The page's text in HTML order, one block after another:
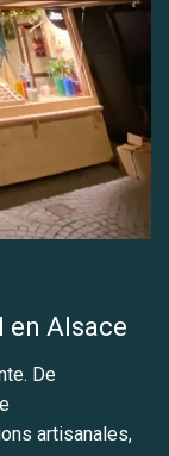
en Alsace
De
artisanales,